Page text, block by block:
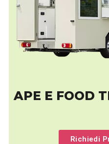
APE E FOOD
Richiedi